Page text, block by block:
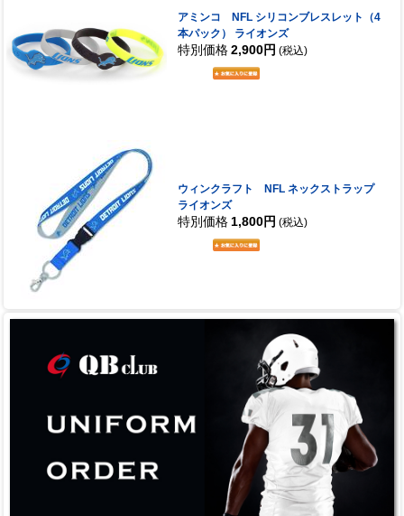
アミンコ NFL シリコンブレスレット（4
本パック） ライオンズ
特別価格 2,900円 (税込)
ウィンクラフト NFL ネックストラップ
ライオンズ
特別価格 1,800円 (税込)